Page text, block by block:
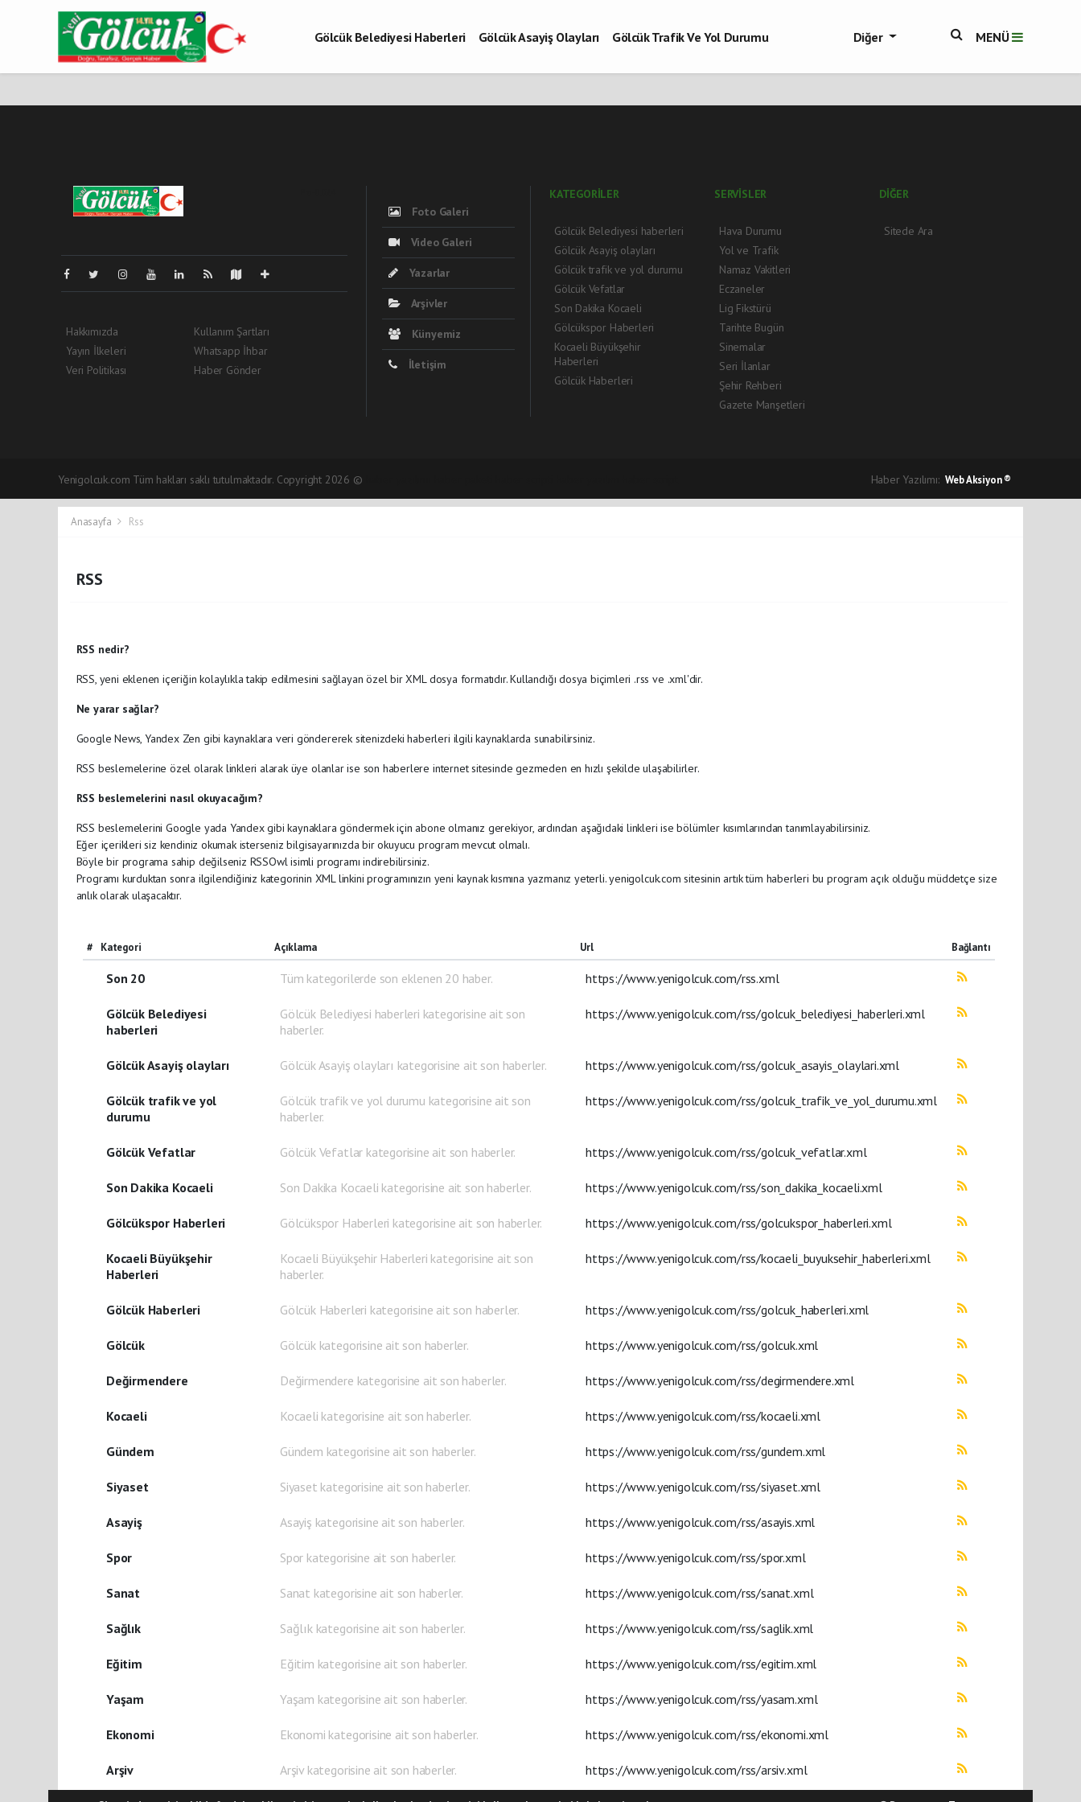
Gölcük Belediyesi Haberleri Gölcük Asayiş Olayları
Gölcük Trafik Ve Yol Durumu
Diğer MENÜ
Hakkımızda
Yayın İlkeleri
Veri Politikası
Kullanım Şartları
Whatsapp İhbar
Haber Gönder
Foto Galeri
Video Galeri
Yazarlar
Arşivler
Künyemiz
İletişim
KATEGORİLER
Gölcük Belediyesi haberleri
Gölcük Asayiş olayları
Gölcük trafik ve yol durumu
Gölcük Vefatlar
Son Dakika Kocaeli
Gölcükspor Haberleri
Kocaeli Büyükşehir
Haberleri
Gölcük Haberleri
SERVİSLER
Hava Durumu
Yol ve Trafik
Namaz Vakitleri
Eczaneler
Lig Fikstürü
Tarihte Bugün
Sinemalar
Seri İlanlar
Şehir Rehberi
Gazete Manşetleri
DİĞER
Sitede Ara
Yenigolcuk.com Tüm hakları saklı tutulmaktadır. Copyright 2026 © Haber Yazılımı: Web Aksiyon ®
Anasayfa Rss
RSS
RSS nedir?
RSS, yeni eklenen içeriğin kolaylıkla takip edilmesini sağlayan özel bir XML dosya formatıdır. Kullandığı dosya biçimleri .rss ve .xml'dir.
Ne yarar sağlar?
Google News, Yandex Zen gibi kaynaklara veri göndererek sitenizdeki haberleri ilgili kaynaklarda sunabilirsiniz.
RSS beslemelerine özel olarak linkleri alarak üye olanlar ise son haberlere internet sitesinde gezmeden en hızlı şekilde ulaşabilirler.
RSS beslemelerini nasıl okuyacağım?
RSS beslemelerini Google yada Yandex gibi kaynaklara göndermek için abone olmanız gerekiyor, ardından aşağıdaki linkleri ise bölümler kısımlarından tanımlayabilirsiniz.
Eğer içerikleri siz kendiniz okumak isterseniz bilgisayarınızda bir okuyucu program mevcut olmalı.
Böyle bir programa sahip değilseniz RSSOwl isimli programı indirebilirsiniz.
Programı kurduktan sonra ilgilendiğiniz kategorinin XML linkini programınızın yeni kaynak kısmına yazmanız yeterli. yenigolcuk.com sitesinin artık tüm haberleri bu program açık olduğu müddetçe size
anlık olarak ulaşacaktır.
# Kategori Açıklama Url Bağlantı
Son 20 Tüm kategorilerde son eklenen 20 haber. https://www.yenigolcuk.com/rss.xml
Gölcük Belediyesi
haberleri
Gölcük Belediyesi haberleri kategorisine ait son
haberler.
https://www.yenigolcuk.com/rss/golcuk_belediyesi_haberleri.xml
Gölcük Asayiş olayları Gölcük Asayiş olayları kategorisine ait son haberler. https://www.yenigolcuk.com/rss/golcuk_asayis_olaylari.xml
Gölcük trafik ve yol
durumu
Gölcük trafik ve yol durumu kategorisine ait son
haberler.
https://www.yenigolcuk.com/rss/golcuk_trafik_ve_yol_durumu.xml
Gölcük Vefatlar Gölcük Vefatlar kategorisine ait son haberler. https://www.yenigolcuk.com/rss/golcuk_vefatlar.xml
Son Dakika Kocaeli Son Dakika Kocaeli kategorisine ait son haberler. https://www.yenigolcuk.com/rss/son_dakika_kocaeli.xml
Gölcükspor Haberleri Gölcükspor Haberleri kategorisine ait son haberler. https://www.yenigolcuk.com/rss/golcukspor_haberleri.xml
Kocaeli Büyükşehir
Haberleri
Kocaeli Büyükşehir Haberleri kategorisine ait son
haberler.
https://www.yenigolcuk.com/rss/kocaeli_buyuksehir_haberleri.xml
Gölcük Haberleri Gölcük Haberleri kategorisine ait son haberler. https://www.yenigolcuk.com/rss/golcuk_haberleri.xml
Gölcük Gölcük kategorisine ait son haberler. https://www.yenigolcuk.com/rss/golcuk.xml
Değirmendere Değirmendere kategorisine ait son haberler. https://www.yenigolcuk.com/rss/degirmendere.xml
Kocaeli Kocaeli kategorisine ait son haberler. https://www.yenigolcuk.com/rss/kocaeli.xml
Gündem Gündem kategorisine ait son haberler. https://www.yenigolcuk.com/rss/gundem.xml
Siyaset Siyaset kategorisine ait son haberler. https://www.yenigolcuk.com/rss/siyaset.xml
Asayiş Asayiş kategorisine ait son haberler. https://www.yenigolcuk.com/rss/asayis.xml
Spor Spor kategorisine ait son haberler. https://www.yenigolcuk.com/rss/spor.xml
Sanat Sanat kategorisine ait son haberler. https://www.yenigolcuk.com/rss/sanat.xml
Sağlık Sağlık kategorisine ait son haberler. https://www.yenigolcuk.com/rss/saglik.xml
Eğitim Eğitim kategorisine ait son haberler. https://www.yenigolcuk.com/rss/egitim.xml
Yaşam Yaşam kategorisine ait son haberler. https://www.yenigolcuk.com/rss/yasam.xml
Ekonomi Ekonomi kategorisine ait son haberler. https://www.yenigolcuk.com/rss/ekonomi.xml
Arşiv Arşiv kategorisine ait son haberler. https://www.yenigolcuk.com/rss/arsiv.xml